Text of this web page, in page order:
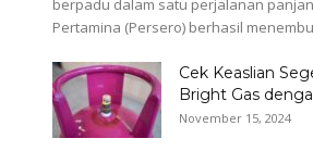
berpadu dalam satu perjalanan
Pertamina (Persero) berhasil
Cek Keaslian
Bright Gas
November 15, 2024